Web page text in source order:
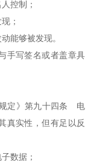
控制；
；
能够被发现。
手写签名或者盖章具
定》第九十四条 电
真实性，但有足以反
数据；